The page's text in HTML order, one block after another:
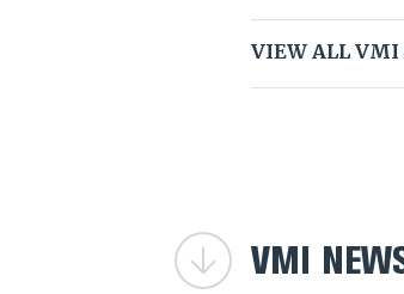
VIEW ALL VMI
VMI